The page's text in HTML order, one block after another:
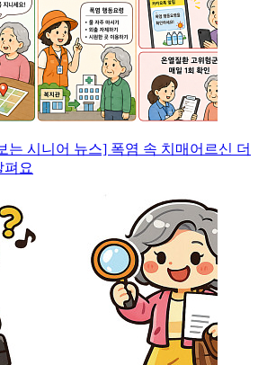
는 시니어 뉴스] 폭염 속 치매어르신 더
펴요